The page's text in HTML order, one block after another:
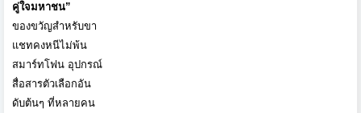
คู่ใจมหาชน”
ของขวัญสำหรับขา
แชทคงหนีไม่พ้น
สมาร์ทโฟน อุปกรณ์
สื่อสารตัวเลือกอัน
ดับต้นๆ ที่หลายคน